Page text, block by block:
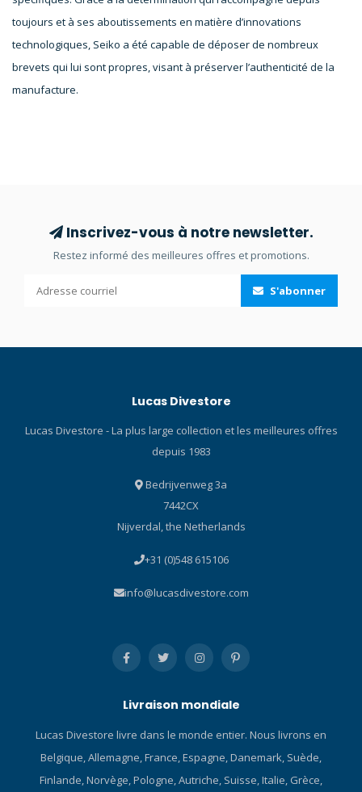
toujours et à ses aboutissements en matière d’innovations
technologiques, Seiko a été capable de déposer de nombreux
brevets qui lui sont propres, visant à préserver l’authenticité de la
manufacture.
Inscrivez-vous à notre newsletter.
Restez informé des meilleures offres et promotions.
S'abonner
Lucas Divestore
Lucas Divestore - La plus large collection et les meilleures offres
depuis 1983
Bedrijvenweg 3a
7442CX
Nijverdal, the Netherlands
+31 (0)548 615106
info@lucasdivestore.com
Livraison mondiale
Lucas Divestore livre dans le monde entier. Nous livrons en
Belgique, Allemagne, France, Espagne, Danemark, Suède,
Finlande, Norvège, Pologne, Autriche, Suisse, Italie, Grèce,